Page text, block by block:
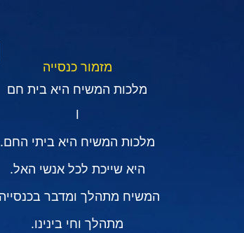
מזמור כנסייה
מלכות המשיח היא בית חם
I
מלכות המשיח היא ביתי החם.
היא שייכת לכל אנשי האל.
המשיח מתהלך ומדבר
מתהלך וחי בינינו.